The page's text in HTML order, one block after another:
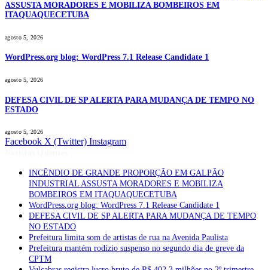
ASSUSTA MORADORES E MOBILIZA BOMBEIROS EM
ITAQUAQUECETUBA
agosto 5, 2026
WordPress.org blog: WordPress 7.1 Release Candidate 1
agosto 5, 2026
DEFESA CIVIL DE SP ALERTA PARA MUDANÇA DE TEMPO NO
ESTADO
agosto 5, 2026
Facebook X (Twitter) Instagram
INCÊNDIO DE GRANDE PROPORÇÃO EM GALPÃO
INDUSTRIAL ASSUSTA MORADORES E MOBILIZA
BOMBEIROS EM ITAQUAQUECETUBA
WordPress.org blog: WordPress 7.1 Release Candidate 1
DEFESA CIVIL DE SP ALERTA PARA MUDANÇA DE TEMPO
NO ESTADO
Prefeitura limita som de artistas de rua na Avenida Paulista
Prefeitura mantém rodízio suspenso no segundo dia de greve da
CPTM